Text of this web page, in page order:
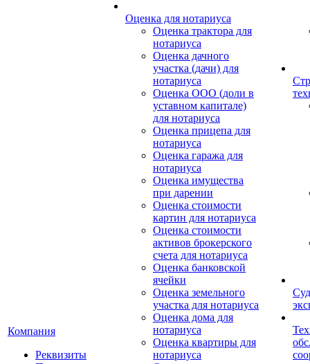
Компания
Реквизиты
Оценка для нотариуса
Оценка трактора для
нотариуса
Оценка дачного
участка (дачи) для
нотариуса
Оценка ООО (доли в
уставном капитале)
для нотариуса
Оценка прицепа для
нотариуса
Оценка гаража для
нотариуса
Оценка имущества
при дарении
Оценка стоимости
картин для нотариуса
Оценка стоимости
активов брокерского
счета для нотариуса
Оценка банковской
ячейки
Оценка земельного
участка для нотариуса
Оценка дома для
нотариуса
Оценка квартиры для
нотариуса